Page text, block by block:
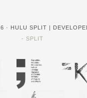
· HULU SPLIT |
- SPLIT